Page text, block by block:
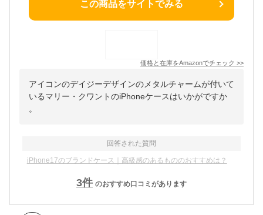
この商品をサイトでみる
価格と在庫をAmazonでチェック >>
アイコンのデイジーデザインのメタルチャームが付いて
いるマリー・クワントのiPhoneケースはいかがですか
。
回答された質問
iPhone17のブランドケース｜高級感のあるもののおすすめは？
3件 のおすすめ口コミがあります